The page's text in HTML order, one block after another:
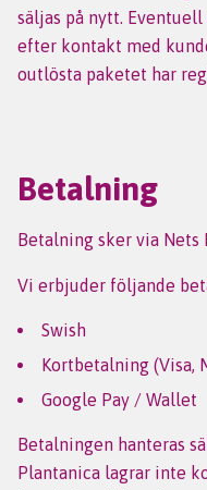
säljas på nytt.
efter kontakt med
outlösta paketet har
Betalning
Betalning sker via Nets
Vi erbjuder följande
Swish
Kortbetalning (Visa,
Google Pay / Wallet
Betalningen hanteras
Plantanica lagrar inte